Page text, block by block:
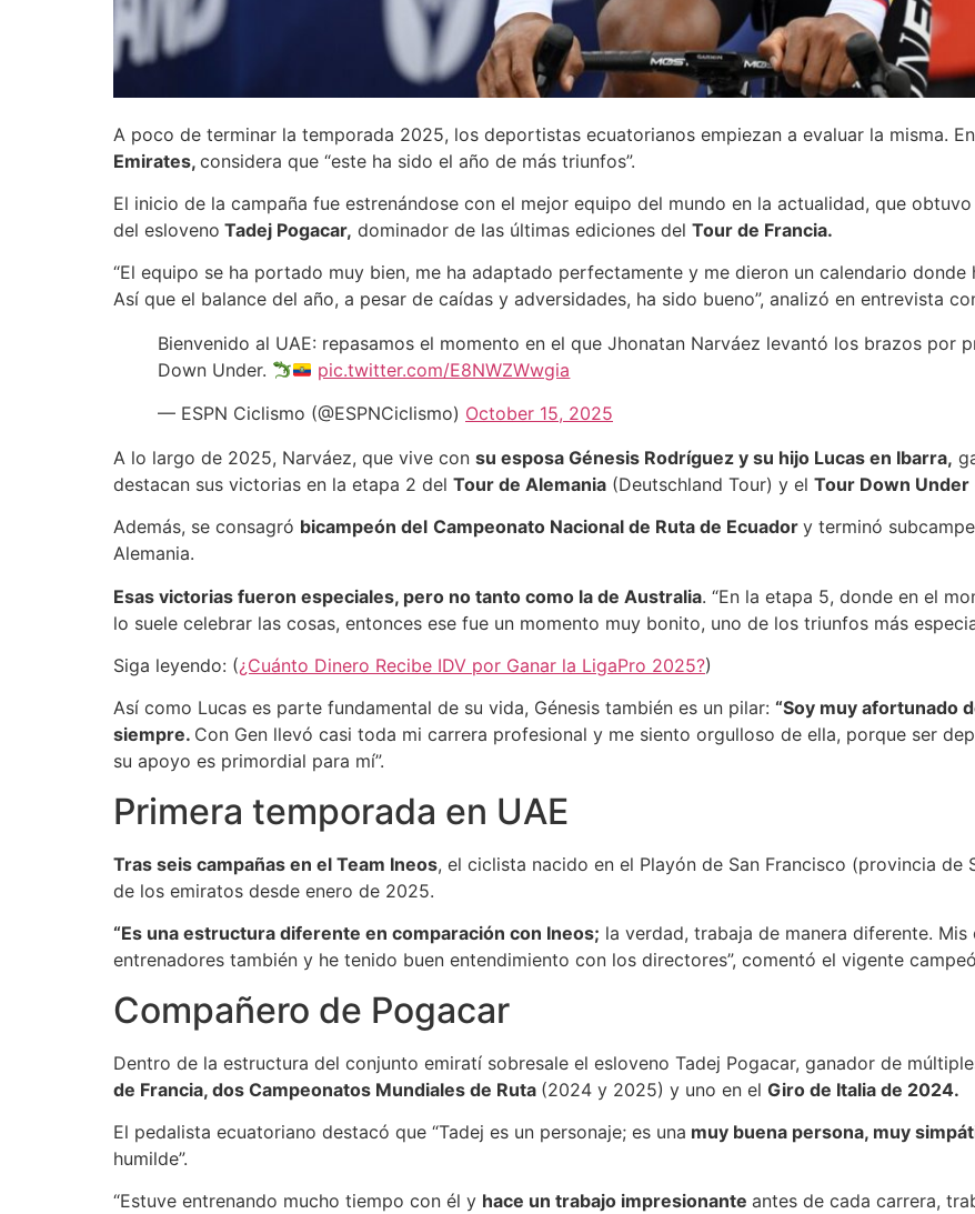
A poco de terminar la temporada 2025, los deportistas ecuatorianos empiezan a evaluar la misma.
Emirates, considera que “este ha sido el año de más triunfos”.
El inicio de la campaña fue estrenándose con el mejor equipo del mundo en la actualidad, que obtuvo
del esloveno Tadej Pogacar, dominador de las últimas ediciones del Tour de Francia.
“El equipo se ha portado muy bien, me ha adaptado perfectamente y me dieron un calendario
Así que el balance del año, a pesar de caídas y adversidades, ha sido bueno”, analizó en entrevista
Bienvenido al UAE: repasamos el momento en el que Jhonatan Narváez levantó los brazos por
Down Under.
pic.twitter.com/E8NWZWwgia
— ESPN Ciclismo (@ESPNCiclismo) October 15, 2025
A lo largo de 2025, Narváez, que vive con su esposa Génesis Rodríguez y su hijo Lucas en Ibarra,
destacan sus victorias en la etapa 2 del Tour de Alemania (Deutschland Tour) y el Tour Down Under
Además, se consagró bicampeón del Campeonato Nacional de Ruta de Ecuador y terminó
Alemania.
Esas victorias fueron especiales, pero no tanto como la de Australia. “En la etapa 5, donde en el
lo suele celebrar las cosas, entonces ese fue un momento muy bonito, uno de los triunfos más
Siga leyendo: (¿Cuánto Dinero Recibe IDV por Ganar la LigaPro 2025?)
Así como Lucas es parte fundamental de su vida, Génesis también es un pilar: “Soy muy afortunado
siempre. Con Gen llevó casi toda mi carrera profesional y me siento orgulloso de ella, porque ser
su apoyo es primordial para mí”.
Primera temporada en UAE
Tras seis campañas en el Team Ineos, el ciclista nacido en el Playón de San Francisco (provincia de
de los emiratos desde enero de 2025.
“Es una estructura diferente en comparación con Ineos; la verdad, trabaja de manera diferente.
entrenadores también y he tenido buen entendimiento con los directores”, comentó el vigente
Compañero de Pogacar
Dentro de la estructura del conjunto emiratí sobresale el esloveno Tadej Pogacar, ganador de
de Francia, dos Campeonatos Mundiales de Ruta (2024 y 2025) y uno en el Giro de Italia de 2024.
El pedalista ecuatoriano destacó que “Tadej es un personaje; es una muy buena persona, muy
humilde”.
“Estuve entrenando mucho tiempo con él y hace un trabajo impresionante antes de cada carrera,